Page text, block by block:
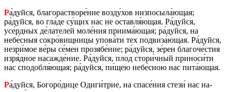
Ра́дуйся, бла­го­рас­тво­ре́ние возду́хов низ­по­сы­ла́ющая;
ра́дуйся, во гла́де су́щих нас не остав­ля́ющая. Ра́дуйся,
усе́рдных де́ла­те­лей моле́ния прии­ма́ющая; ра́дуйся, на
небе́сныя сокро́вищ­ни­цы упова́ти тех под­ви­за́ющая. Ра́дуйся,
незри́мое ве́ры се́мен про­зя­бе́ние; ра́дуйся, зе́рен бла­го­че́стия
изря́дное на­саж­де́ние. Ра́дуйся, плод стори́чный при­но­си́ти
нас спо­доб­ля́ющая; ра́дуйся, пи́щею небе́сною нас пита́ющая.
Ра́дуйся, Бо­го­ро́дице Одиги́трие, на спасе́ния стези́ нас на­